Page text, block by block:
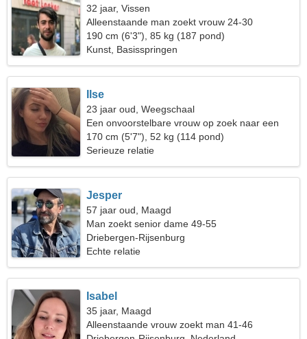
32 jaar, Vissen
Alleenstaande man zoekt vrouw 24-30
190 cm (6'3"), 85 kg (187 pond)
Kunst, Basisspringen
Ilse
23 jaar oud, Weegschaal
Een onvoorstelbare vrouw op zoek naar een
gepassioneerde relatie
170 cm (5'7"), 52 kg (114 pond)
Serieuze relatie
Jesper
57 jaar oud, Maagd
Man zoekt senior dame 49-55
Driebergen-Rijsenburg
Echte relatie
Isabel
35 jaar, Maagd
Alleenstaande vrouw zoekt man 41-46